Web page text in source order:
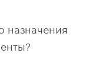
назначения